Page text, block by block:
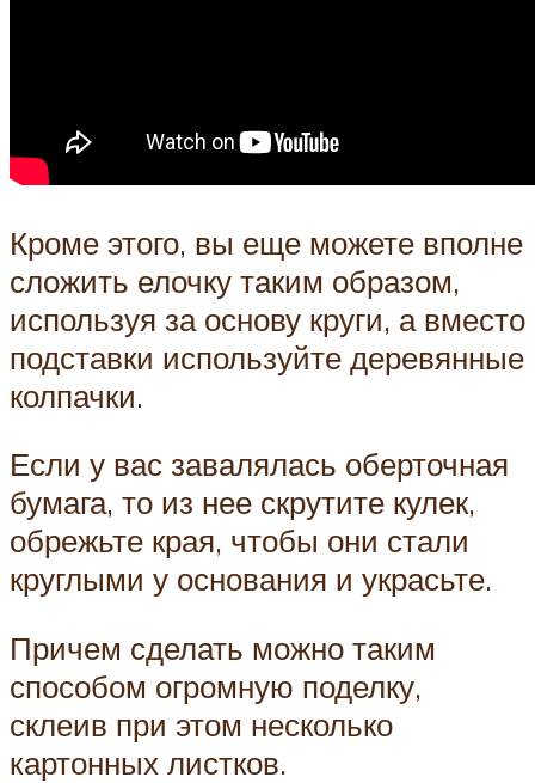
Кроме этого, вы еще можете вполне
сложить елочку таким образом,
используя за основу круги, а вместо
подставки используйте деревянные
колпачки.
Если у вас завалялась оберточная
бумага, то из нее скрутите кулек,
обрежьте края, чтобы они стали
круглыми у основания и украсьте.
Причем сделать можно таким
способом огромную поделку,
склеив при этом несколько
картонных листков.